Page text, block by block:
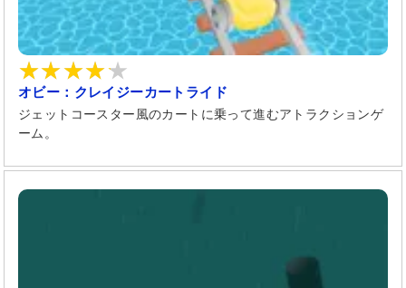
オビー：クレイジーカートライド
ジェットコースター風のカートに乗って進むアトラクションゲ
ーム。